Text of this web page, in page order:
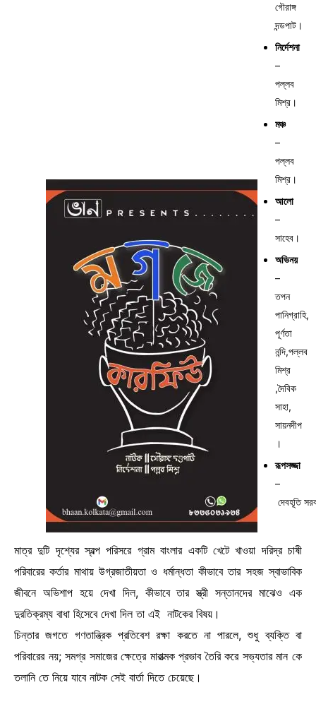
গৌরাঙ্গ
দন্ডপাট।
নির্দেশনা
–
পল্লব
মিশ্র।
মঞ্চ
–
পল্লব
মিশ্র।
আলো
–
সাহেব।
অভিনয়
–
তপন
পানিগ্রাহি,
পূর্ণতা
নন্দি,পল্লব
মিশ্র
,দৈবিক
সাহা,
সায়নদীপ
।
রূপসজ্জা
–
দেবহূতি
মাত্র দুটি দৃশ্যের স্বল্প পরিসরে গ্রাম বাংলার একটি খেটে খাওয়া দরিদ্র চাষী
পরিবারের কর্তার মাথায় উগ্রজাতীয়তা ও ধর্মান্ধতা কীভাবে তার সহজ স্বাভাবিক
জীবনে অভিশাপ হয়ে দেখা দিল, কীভাবে তার স্ত্রী সন্তানদের মাঝেও এক
দুরতিক্রম্য বাধা হিসেবে দেখা দিল তা এই নাটকের বিষয়।
চিন্তার জগতে গণতান্ত্রিক প্রতিবেশ রক্ষা করতে না পারলে, শুধু ব্যক্তি বা
পরিবারের নয়; সমগ্র সমাজের ক্ষেত্রে মারাত্মক প্রভাব তৈরি করে সভ্যতার মান কে
তলানি তে নিয়ে যাবে নাটক সেই বার্তা দিতে চেয়েছে।